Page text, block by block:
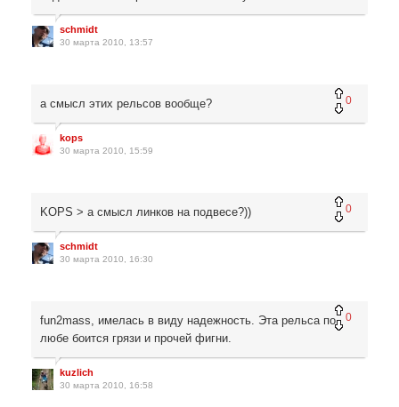
schmidt
30 марта 2010, 13:57
0
а смысл этих рельсов вообще?
kops
30 марта 2010, 15:59
0
KOPS > а смысл линков на подвесе?))
schmidt
30 марта 2010, 16:30
0
fun2mass, имелась в виду надежность. Эта рельса по
любе боится грязи и прочей фигни.
kuzlich
30 марта 2010, 16:58